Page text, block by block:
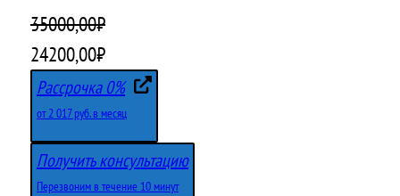
35000,00₽
П
р
в
о
24200,00₽Т
е
к
у
щ
Рассрочка 0%
от 2 017 руб. в месяц
Получить консультацию
Перезвоним в течение 10 минут